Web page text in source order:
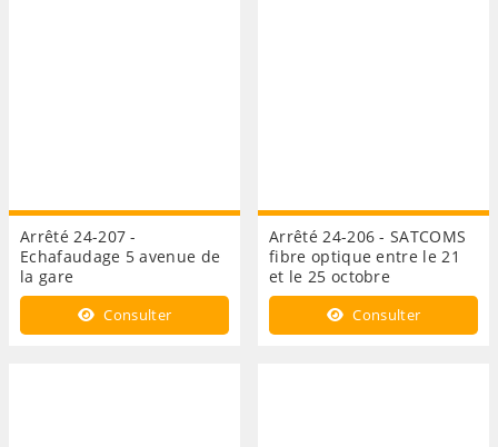
Arrêté 24-207 -
Echafaudage 5 avenue de
la gare
Consulter
Arrêté 24-206 - SATCOMS
fibre optique entre le 21
et le 25 octobre
Consulter